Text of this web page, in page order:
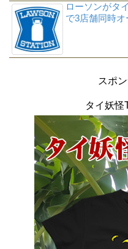
ローソンがタ
で3店舗同時オ
スポ
タイ妖怪